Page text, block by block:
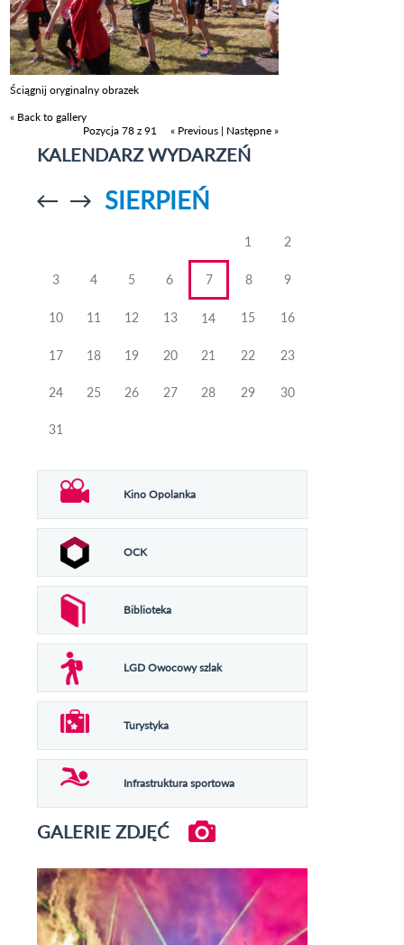
Ściągnij oryginalny obrazek
« Back to gallery
Pozycja 78 z 91
« Previous | Następne »
KALENDARZ WYDARZEŃ
Przejdź doPrzejdź do
SIERPIEŃ
1 2
3 4 5 6 7 8 9
10 11 12 13 14 15 16
17 18 19 20 21 22 23
24 25 26 27 28 29 30
31
Kino Opolanka
OCK
Biblioteka
LGD Owocowy szlak
Turystyka
Infrastruktura sportowa
GALERIE ZDJĘĆ